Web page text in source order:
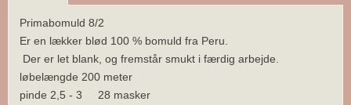
Primabomuld 8/2
Er en lækker blød 100 % bomuld fra Peru.
Der er let blank, og fremstår smukt i færdig arbejde.
løbelængde 200 meter
pinde 2,5 - 3 28 masker